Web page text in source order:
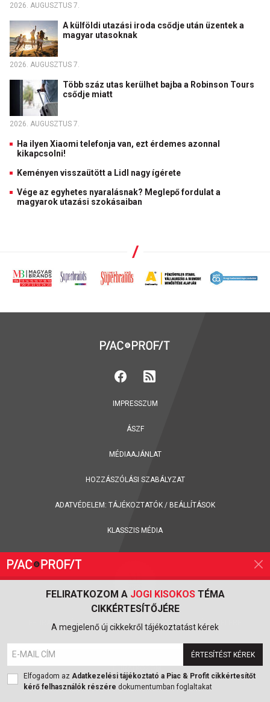
FELIRATKOZOM A JOGI KISOKOSTÉMA
CIKKÉRTESÍTŐJÉRE
A megjelenő új cikkekről tájékoztatást kérek
ÉRTESÍTÉST KÉREK
Elfogadom az Adatkezelési tájékoztató a Piac & Profit cikkértesítőt
kérő felhasználók részére dokumentumban foglaltakat
2026. AUGUSZTUS 7.
A külföldi utazási iroda csődje után üzentek a
magyar utasoknak
2026. AUGUSZTUS 7.
Több száz utas kerülhet bajba a Robinson Tours
csődje miatt
2026. AUGUSZTUS 7.
Ha ilyen Xiaomi telefonja van, ezt érdemes azonnal
kikapcsolni!
Keményen visszaütött a Lidl nagy ígérete
Vége az egyhetes nyaralásnak? Meglepő fordulat a
magyarok utazási szokásaiban
IMPRESSZUM
ÁSZF
MÉDIAAJÁNLAT
HOZZÁSZÓLÁSI SZABÁLYZAT
ADATVÉDELEM: TÁJÉKOZTATÓK / BEÁLLÍTÁSOK
KLASSZIS MÉDIA
FELIRATKOZÁS A PIAC & PROFIT ONLINE MAGAZIN HÍRLEVELÉRE
FELIRATKOZOM